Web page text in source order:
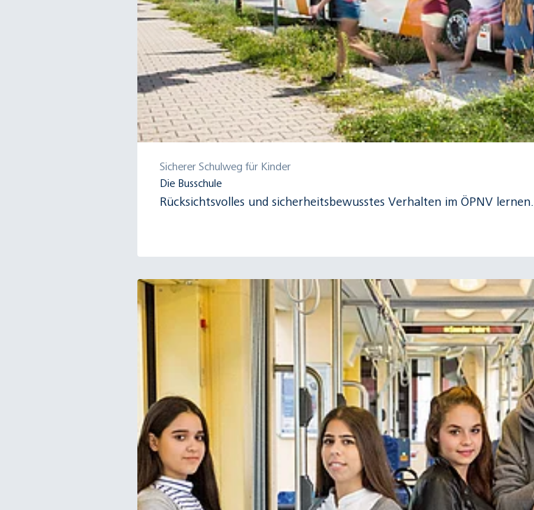
Sicherer Schulweg für Kinder
Die Busschule
Rücksichtsvolles und sicherheitsbewusstes Verhalten im ÖPNV lernen.